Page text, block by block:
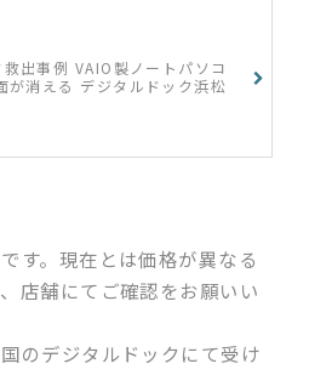
救出事例 VAIO製ノートパソコ
が消える デジタルドック浜松
す。現在とは価格が異なる
店舗にてご確認をお願いい
のデジタルドックにて受け